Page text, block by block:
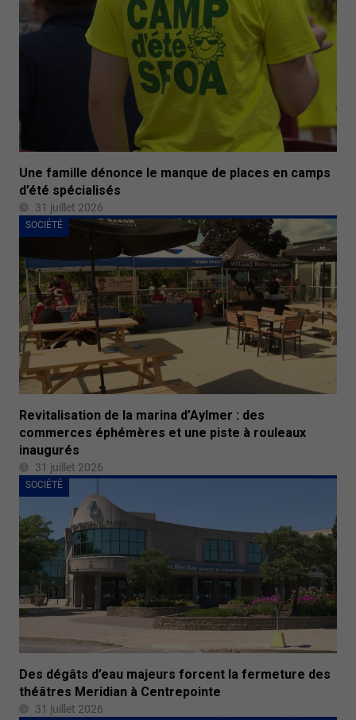
Une famille dénonce le manque de places en camps
d’été spécialisés
31 juillet 2026
SOCIÉTÉ
Revitalisation de la marina d’Aylmer : des
commerces éphémères et une piste à rouleaux
inaugurés
31 juillet 2026
SOCIÉTÉ
Des dégâts d’eau majeurs forcent la fermeture des
théâtres Meridian à Centrepointe
31 juillet 2026